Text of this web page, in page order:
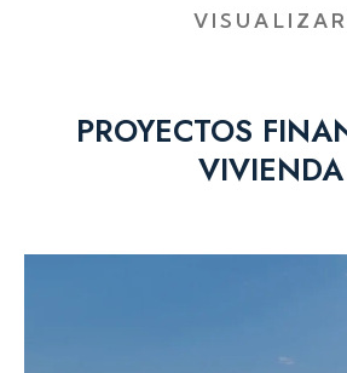
VISUALIZAR
PROYECTOS
VIVIENDA